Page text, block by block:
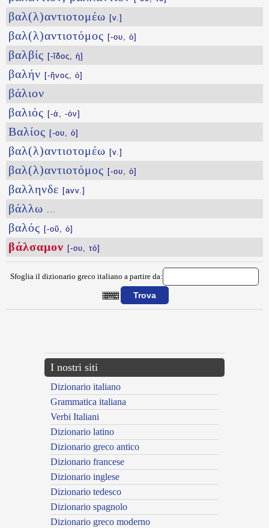
βαλ(λ)αντιοτομέω [v.]
βαλ(λ)αντιοτόμος [-ου, ὁ]
βαλβίς [-ῖδος, ἡ]
βαλήν [-ῆνος, ὁ]
βάλιον
βαλιός [-ά, -όν]
Βαλίος [-ου, ὁ]
βαλ(λ)αντιοτομέω [v.]
βαλ(λ)αντιοτόμος [-ου, ὁ]
βαλληνδε [avv.]
βάλλω ...
βαλός [-οῦ, ὁ]
βάλσαμον [-ου, τό]
Sfoglia il dizionario greco italiano a partire da:
I nostri siti
Dizionario italiano
Grammatica italiana
Verbi Italiani
Dizionario latino
Dizionario greco antico
Dizionario francese
Dizionario inglese
Dizionario tedesco
Dizionario spagnolo
Dizionario greco moderno